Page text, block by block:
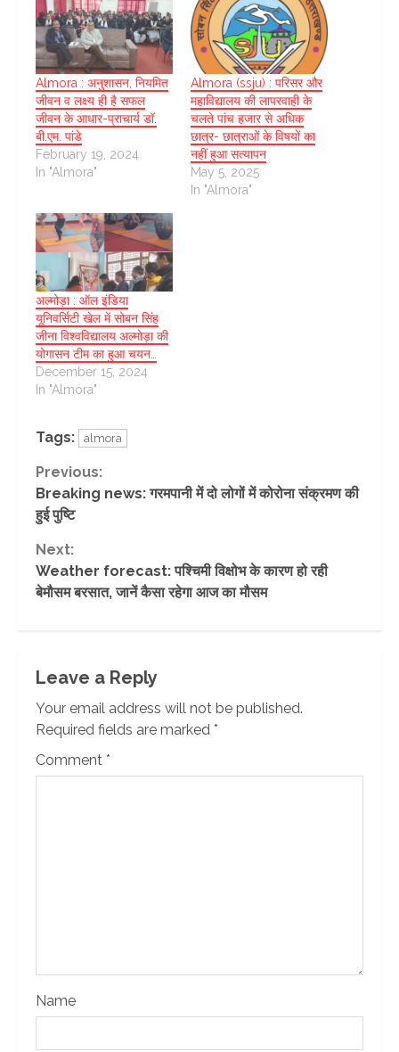
Almora : अनुशासन, नियमित
जीवन व लक्ष्य ही है सफल
जीवन के आधार-प्राचार्य डॉ.
बी.एम. पांडे
February 19, 2024
In "Almora"
Almora (ssju) : परिसर और
महाविद्यालय की लापरवाही के
चलते पांच हजार से अधिक
छात्र- छात्राओं के विषयों का
नहीं हुआ सत्यापन
May 5, 2025
In "Almora"
अल्मोड़ा : ऑल इंडिया
यूनिवर्सिटी खेल में सोबन सिंह
जीना विश्वविद्यालय अल्मोड़ा की
योगासन टीम का हुआ चयन…
December 15, 2024
In "Almora"
Tags: almora
Continue
Reading
Previous:
Breaking news: गरमपानी में दो लोगों में कोरोना संक्रमण की
हुई पुष्टि
Next:
Weather forecast: पश्चिमी विक्षोभ के कारण हो रही
बेमौसम बरसात, जानें कैसा रहेगा आज का मौसम
Leave a Reply
Your email address will not be published.
Required fields are marked *
Comment *
Name